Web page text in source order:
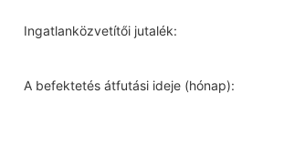
Ingatlanközvetítői jutalék:
A befektetés átfutási ideje (hónap):